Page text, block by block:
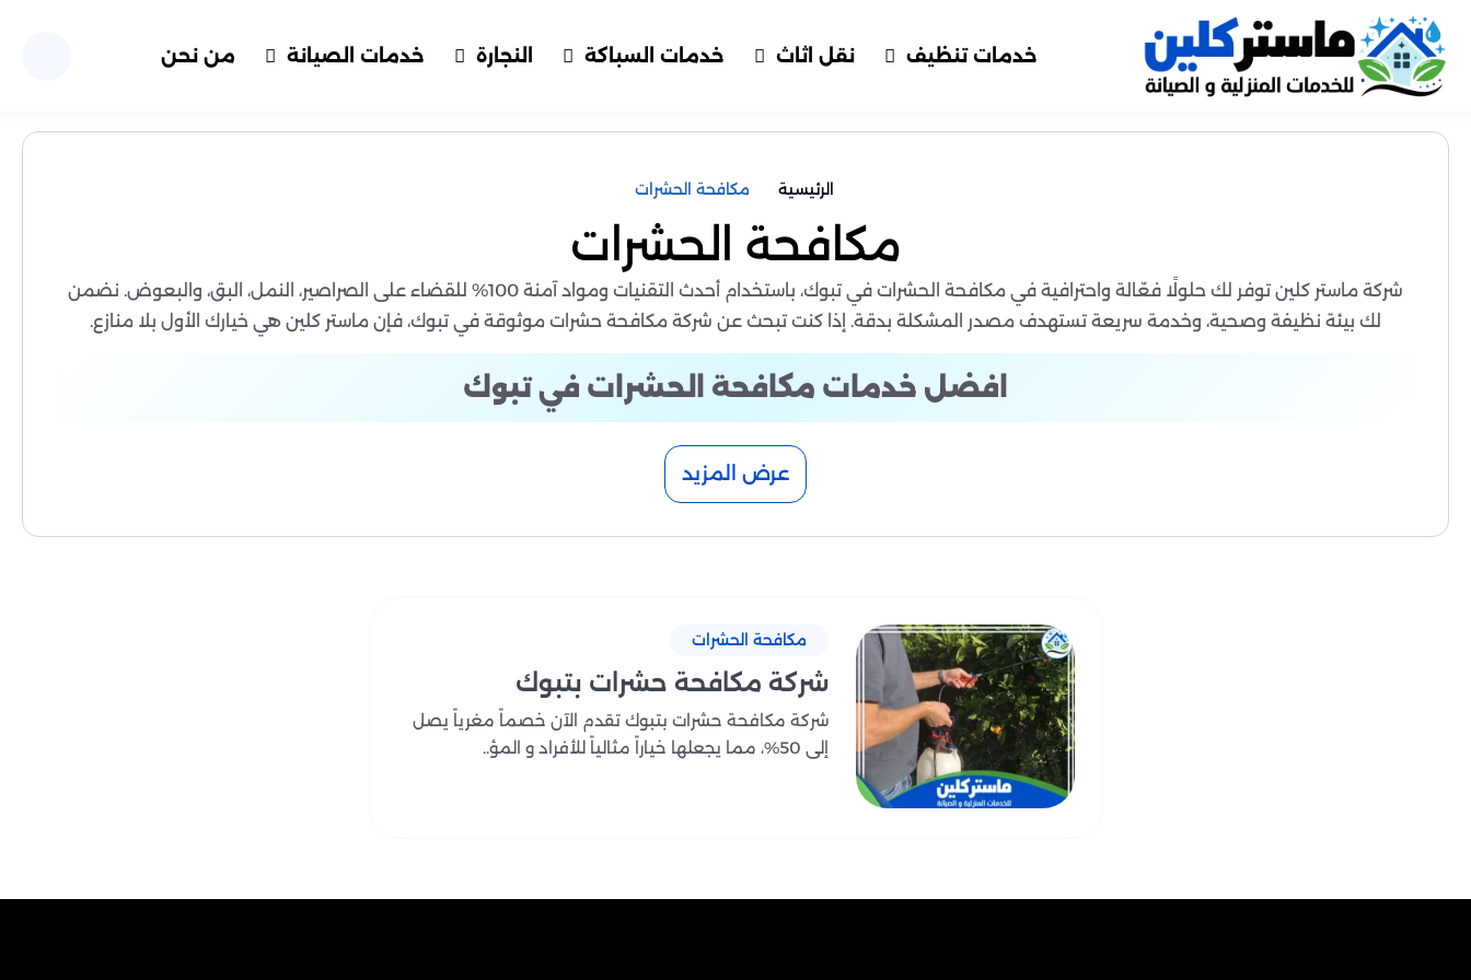
خدمات تنظيف نقل اثاث خدمات السباكة النجارة خدمات الصيانة من نحن
الرئيسية مكافحة الحشرات
مكافحة الحشرات
شركة ماستر كلين توفر لك حلولًا فعّالة واحترافية في مكافحة الحشرات في تبوك، باستخدام أحدث التقنيات ومواد آمنة 100% للقضاء على الصراصير، النمل، البق، والبعوض. نضمن
لك بيئة نظيفة وصحية، وخدمة سريعة تستهدف مصدر المشكلة بدقة. إذا كنت تبحث عن شركة مكافحة حشرات موثوقة في تبوك، فإن ماستر كلين هي خيارك الأول بلا منازع.
افضل خدمات مكافحة الحشرات في تبوك
في بيئة مثل تبوك، حيث تتغير درجات الحرارة وتنتشر الرطوبة في بعض الفصول، تصبح مشكلة الحشرات مصدر قلق دائم للأفراد والعائلات، سواء في المنازل أو أماكن العمل.
من هنا، تقدّم لكم شركة ماستر كلين لخدمات مكافحة الحشرات في تبوك حلولًا متكاملة للقضاء على كافة أنواع الحشرات الزاحفة والطائرة، باستخدام أحدث التقنيات ومواد آمنة تمامًا
كما نستخدم مبيدات حشرية مرخصة وآمنة، ونعتمد في بعض الحالات على أنظمة الرش البارد، البخار، أو الضباب الحراري لضمان التغطية الشاملة والوصول إلى أصعب الأماكن.
هذا إلى جانب تقديم إرشادات ونصائح وقائية بعد الخدمة للحفاظ على النتائج لأطول فترة ممكنة.
ما يميز شركة ماستر كلين أيضًا هو السرعة في الاستجابة، الالتزام بالمواعيد، والأسعار التنافسية، مما يجعلنا الخيار الأول لكل من يبحث عن شركة مكافحة حشرات موثوقة في تبوك.
نحن نخدم المنازل، الشركات، الاستراحات، المدارس، والمطاعم، مع تقديم عقود صيانة دورية تضمن بيئة خالية من الحشرات على مدار العام.
إذا كنت ترغب في التخلص من الحشرات بشكل نهائي وآمن، دون أن تؤثر المبيدات على صحة أطفالك أو حيواناتك الأليفة، فلا تتردد في التواصل معنا.
لأننا في ماستر كلين نؤمن بأن النظافة تبدأ من بيئة خالية من الحشرات، ونحن هنا لنحقق لك ذلك بأعلى معايير الجودة والاهتمام.
عرض المزيد
مكافحة الحشرات
شركة مكافحة حشرات بتبوك
شركة مكافحة حشرات بتبوك تقدم الآن خصماً مغرياً يصل
إلى 50%، مما يجعلها خياراً مثالياً للأفراد و المؤ..